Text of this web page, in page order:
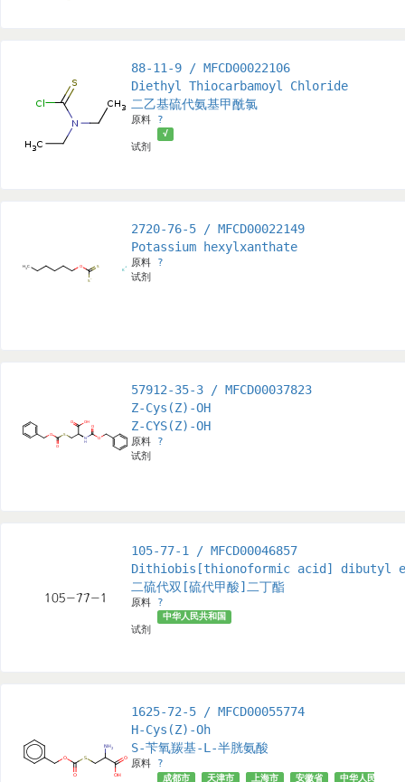
88-11-9 / MFCD00022106
Diethyl Thiocarbamoyl Chloride
二乙基硫代氨基甲酰氯
原料 ?
试剂
√
2720-76-5 / MFCD00022149
Potassium hexylxanthate
原料 ?
试剂
57912-35-3 / MFCD00037823
Z-Cys(Z)-OH
Z-CYS(Z)-OH
原料 ?
试剂
105-77-1 / MFCD00046857
Dithiobis[thionoformic acid] dibutyl
二硫代双[硫代甲酸]二丁酯
原料 ?
试剂
中华人民共和国
1625-72-5 / MFCD00055774
H-Cys(Z)-Oh
S-苄氧羰基-L-半胱氨酸
原料 ?
成都市 天津市 上海市 安徽省 中华人民共和国